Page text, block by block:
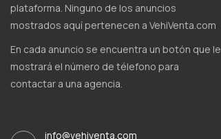
plataforma. Ninguno de los anuncios
mostrados aquí pertenecen a VehiVenta.com
En cada anuncio se encuentra un botón que le
mostrará el número de télefono para
contactar a una agencia.
info@vehiventa.com